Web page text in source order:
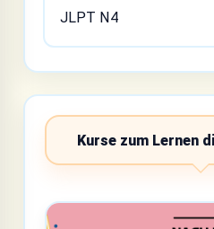
JLPT N4
Kurse zum Lernen